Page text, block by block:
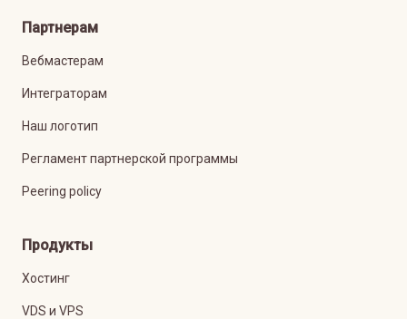
Партнерам
Вебмастерам
Интеграторам
Наш логотип
Регламент партнерской программы
Peering policy
Продукты
Хостинг
VDS и VPS